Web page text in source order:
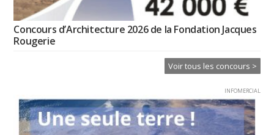
Concours d’Architecture 2026 de la Fondation Jacques
Rougerie
Voir tous les concours >
INFOMERCIAL